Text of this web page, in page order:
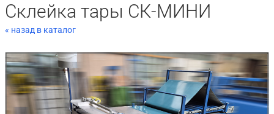
Склейка тары СК-МИНИ
« назад в каталог